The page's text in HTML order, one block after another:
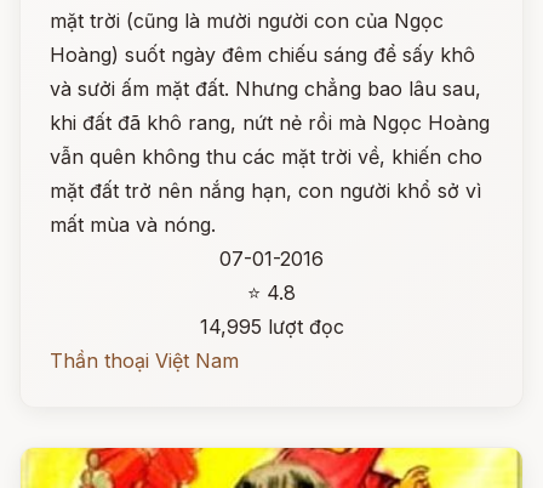
mặt trời (cũng là mười người con của Ngọc
Hoàng) suốt ngày đêm chiếu sáng để sấy khô
và sưởi ấm mặt đất. Nhưng chẳng bao lâu sau,
khi đất đã khô rang, nứt nẻ rồi mà Ngọc Hoàng
vẫn quên không thu các mặt trời về, khiến cho
mặt đất trở nên nắng hạn, con người khổ sở vì
mất mùa và nóng.
07-01-2016
⭐ 4.8
14,995 lượt đọc
Thần thoại Việt Nam